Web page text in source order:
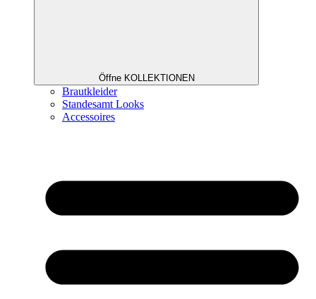
Öffne KOLLEKTIONEN
Brautkleider
Standesamt Looks
Accessoires